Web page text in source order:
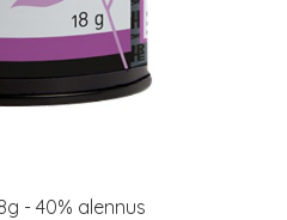
- 40% alennus